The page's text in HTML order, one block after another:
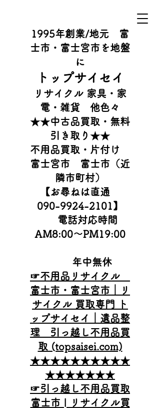
1995年創業/地元 富
士市・富士宮市を地盤
に
​トップサイセイ
リサイクル 家具・家
電・雑貨 他色々
​★★中古品買取・無料
引き取り★★
不用品買取・片付け
富士宮市 富士市（近
隣市町村）
【お尋ねは直通
090-9924-2101 】
電話対応時間
AM8:00～PM19:00
年中無休
☞不用品リサイクル
富士市・富士宮市｜リ
サイクル 買取専門 ト
ップサイセイ｜遺品整
理 引っ越し不用品買
取 (topsaisei.com)
★★★★★★★★★★
★★★★★★★
☞引っ越し不用品買取
富士市 | リサイクル買